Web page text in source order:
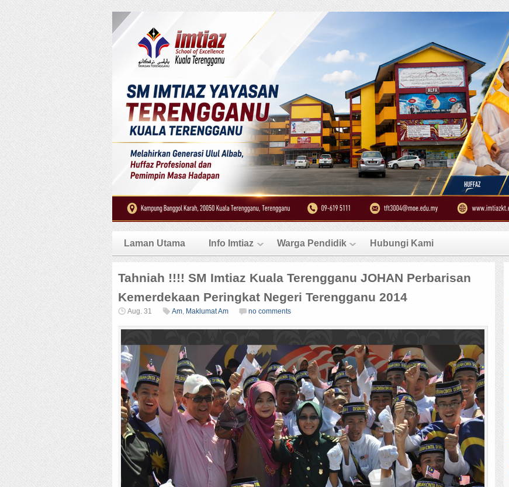
Laman Utama Info Imtiaz Warga Pendidik Hubungi Kami
Tahniah !!!! SM Imtiaz Kuala Terengganu JOHAN Perbarisan
Kemerdekaan Peringkat Negeri Terengganu 2014
Aug. 31 Am, Maklumat Am no comments